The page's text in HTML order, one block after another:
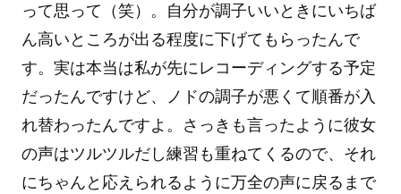
って思って（笑）。自分が調子いいときにいちば
ん高いところが出る程度に下げてもらったんで
す。実は本当は私が先にレコーディングする予定
だったんですけど、ノドの調子が悪くて順番が入
れ替わったんですよ。さっきも言ったように彼女
の声はツルツルだし練習も重ねてくるので、それ
にちゃんと応えられるように万全の声に戻るまで